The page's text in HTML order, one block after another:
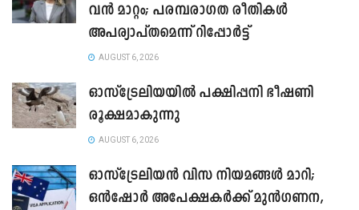
വൻ മാറ്റം; പരമ്പരാഗത രീതികൾ
അപര്യാപ്തമെന്ന് റിപ്പോർട്ട്
AUGUST 6, 2026
ഓസ്ട്രേലിയയിൽ പക്ഷിപ്പനി ഭീഷണി
രൂക്ഷമാകുന്നു
AUGUST 6, 2026
ഓസ്‌ട്രേലിയൻ വിസ നിയമങ്ങൾ മാറി;
ഒൻഷോർ അപേക്ഷകർക്ക് മുൻഗണന,